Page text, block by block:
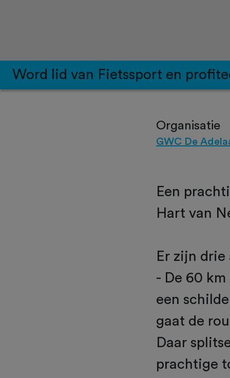
Word lid van Fietssport en
Organisatie
GWC De
Een
Hart van
Er zijn
- De 60
een
gaat de
Daar
prachtige